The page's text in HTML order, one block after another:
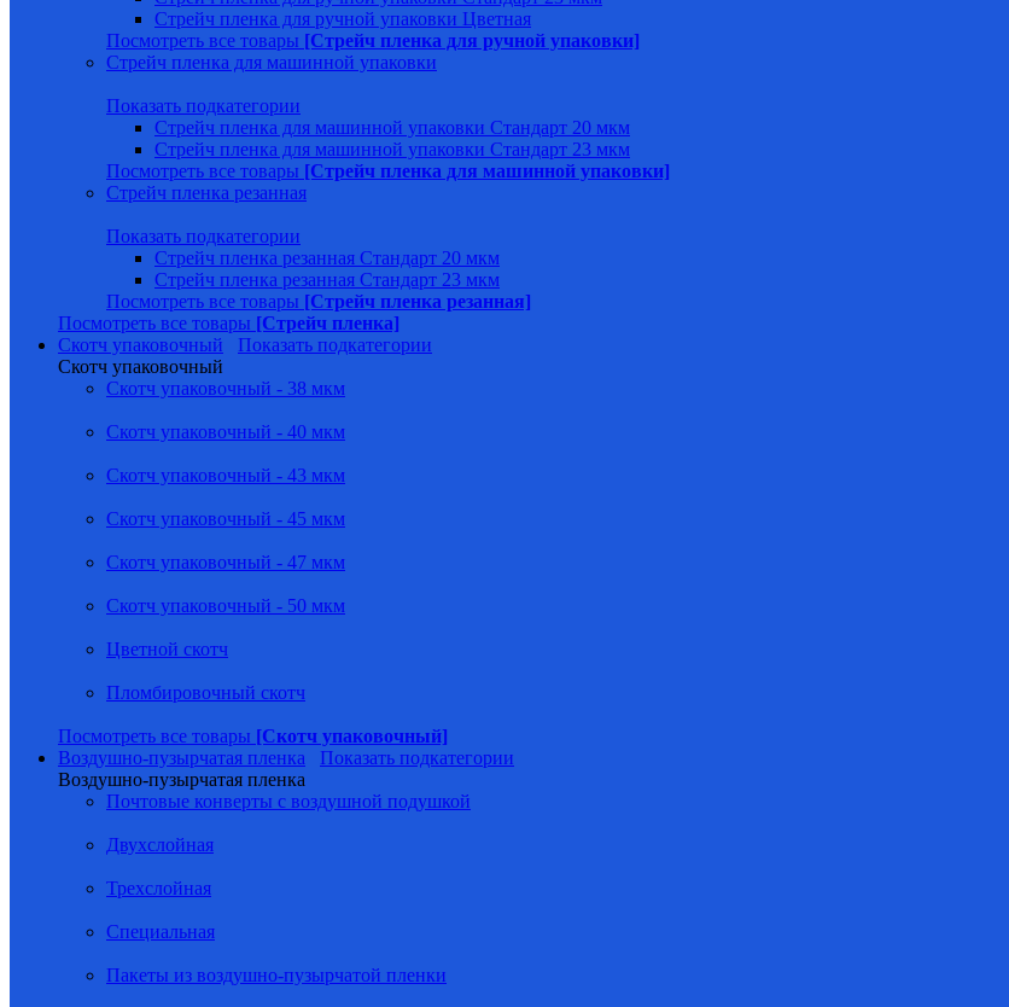
Стрейч пленка для ручной упаковки Цветная
Посмотреть все товары [Стрейч пленка для ручной упаковки]
Стрейч пленка для машинной упаковки
Показать подкатегории
Стрейч пленка для машинной упаковки Стандарт 20 мкм
Стрейч пленка для машинной упаковки Стандарт 23 мкм
Посмотреть все товары [Стрейч пленка для машинной упаковки]
Стрейч пленка резанная
Показать подкатегории
Стрейч пленка резанная Стандарт 20 мкм
Стрейч пленка резанная Стандарт 23 мкм
Посмотреть все товары [Стрейч пленка резанная]
Посмотреть все товары [Стрейч пленка]
Скотч упаковочный
Показать подкатегории
Скотч упаковочный
Скотч упаковочный - 38 мкм
Скотч упаковочный - 40 мкм
Скотч упаковочный - 43 мкм
Скотч упаковочный - 45 мкм
Скотч упаковочный - 47 мкм
Скотч упаковочный - 50 мкм
Цветной скотч
Пломбировочный скотч
Посмотреть все товары [Скотч упаковочный]
Воздушно-пузырчатая пленка
Показать подкатегории
Воздушно-пузырчатая пленка
Почтовые конверты с воздушной подушкой
Двухслойная
Трехслойная
Специальная
Пакеты из воздушно-пузырчатой пленки